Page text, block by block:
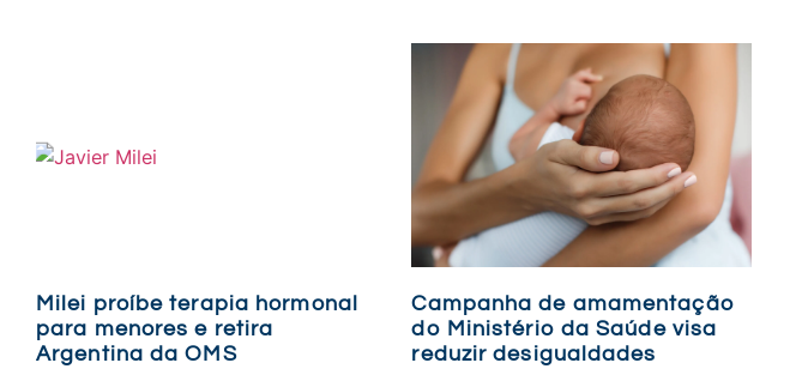
Milei proíbe terapia hormonal
para menores e retira
Argentina da OMS
Campanha de amamentação
do Ministério da Saúde visa
reduzir desigualdades